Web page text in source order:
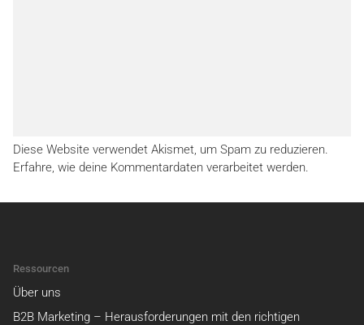
Diese Website verwendet Akismet, um Spam zu reduzieren.
Erfahre, wie deine Kommentardaten verarbeitet werden.
Ressourcen
Über uns
B2B Marketing – Herausforderungen mit den richtigen